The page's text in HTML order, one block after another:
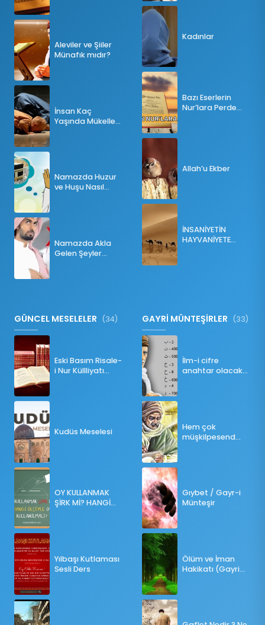
Aleviler ve Şiiler
Münafık mıdır?
İnsan Kaç
Yaşında Mükellef
Namazda Huzur
ve Huşu Nasıl
Namazda Akla
Gelen Şeyler
Kadınlar
Bazı Eserlerin
Nur’lara Perde
Allah’u Ekber
İNSANİYETİN
HAYVANİYETE
GÜNCEL MESELELER (34)
Eski Basım Risale-
i Nur Küllliyatı
Kudüs Meselesi
OY KULLANMAK
ŞİRK Mİ? HANGİ
Yılbaşı Kutlaması
Sesli Ders
GAYRİ MÜNTEŞİRLER (33)
İlm-i cifre
anahtar olacak
Hem çok
müşkilpesend
Gıybet / Gayr-i
Münteşir
Ölüm ve İman
Hakikatı (Gayri